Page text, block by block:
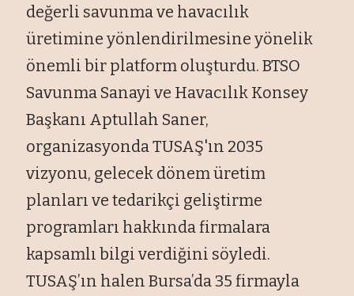
değerli savunma ve havacılık
üretimine yönlendirilmesine yönelik
önemli bir platform oluşturdu. BTSO
Savunma Sanayi ve Havacılık Konsey
Başkanı Aptullah Saner,
organizasyonda TUSAŞ'ın 2035
vizyonu, gelecek dönem üretim
planları ve tedarikçi geliştirme
programları hakkında firmalara
kapsamlı bilgi verdiğini söyledi.
TUSAŞ’ın halen Bursa’da 35 firmayla